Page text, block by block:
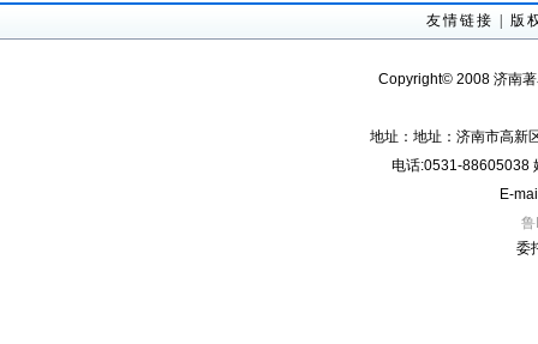
友情链接 版
Copyright© 2008 济南
地址：地址：济南市高新
电话:0531-88605038
E-
委